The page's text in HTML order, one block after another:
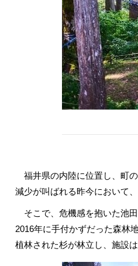
福井県の内陸に位置し、町
減少が叫ばれる昨今において
そこで、危機感を抱いた池
2016年に手付かずだった森林
植林された杉が林立し、施設